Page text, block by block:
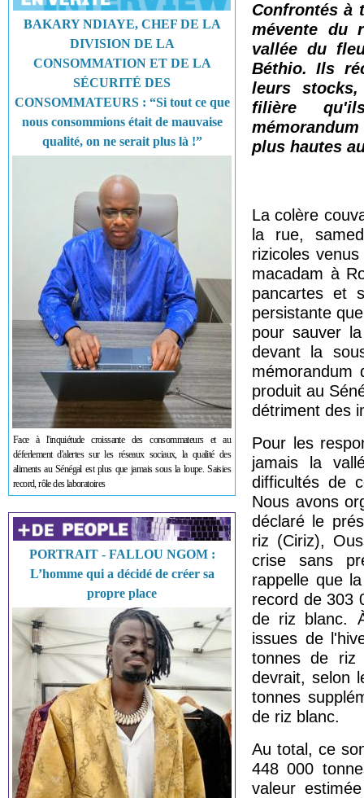
BAKARY NDIAYE, CHEF DE LA
DIVISION DE LA
CONSOMMATION ET DE LA
SÉCURITÉ DES
CONSOMMATEURS : “Si tout ce que
nous consommions était de mauvaise
qualité, on ne serait plus là !”
Face à l'inquiétude croissante des consommateurs et au
déferlement d'alertes sur les réseaux sociaux, la qualité des
aliments au Sénégal est plus que jamais sous la loupe. Saisies
record, rôle des laboratoires
PORTRAIT - FALLOU NGOM :
L’homme qui a décidé de créer sa
propre place
Confrontés à
mévente du
vallée du
Béthio. Ils
leurs
filière
plus hautes
La colère
la rue,
rizicoles
macadam à
pancartes et
persistante
pour sauver
devant la
mémorandum
produit au
détriment des
Pour les
jamais la
difficultés de
Nous avons
déclaré le
riz (Ciriz),
crise sans
rappelle que
record de 303
de riz blanc.
issues de
tonnes de riz
devrait, selon
tonnes
de riz blanc.
Au total, ce
448 000
valeur